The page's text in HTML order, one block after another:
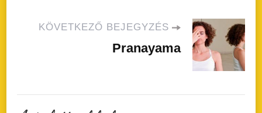
KÖVETKEZŐ BEJEGYZÉS
Pranayama